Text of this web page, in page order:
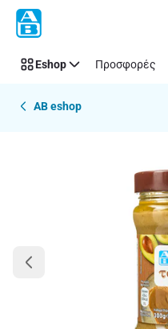
Παράλειψη
Eshop Προσφορές
AB eshop